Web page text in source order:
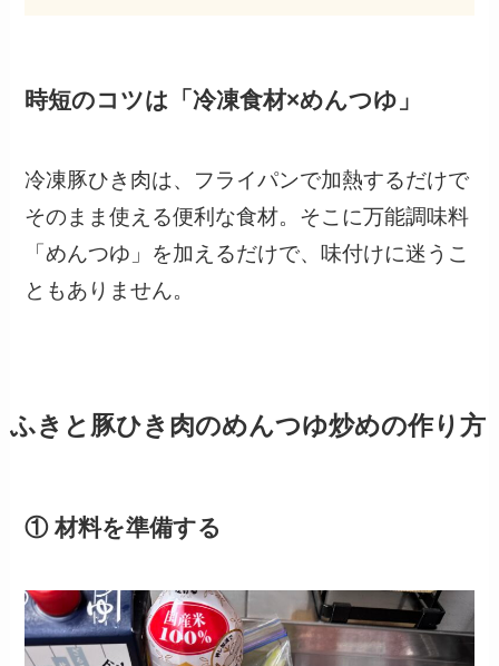
時短のコツは「冷凍食材×めんつゆ」
冷凍豚ひき肉は、フライパンで加熱するだけで
そのまま使える便利な食材。そこに万能調味料
「めんつゆ」を加えるだけで、味付けに迷うこ
ともありません。
ふきと豚ひき肉のめんつゆ炒めの作り方
① 材料を準備する